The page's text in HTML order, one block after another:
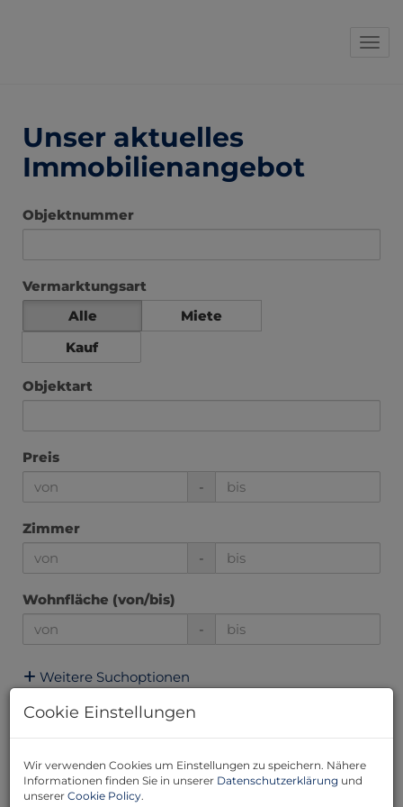
Unser aktuelles
Immobilienangebot
Objektnummer
Vermarktungsart
Alle
Miete
Kauf
Objektart
Preis
-
Zimmer
-
Wohnfläche (von/bis)
-
Weitere Suchoptionen
Filter zurücksetzen
1 2 3 4 5
Cookie Einstellungen
Wir verwenden Cookies um Einstellungen zu speichern. Nähere
Informationen finden Sie in unserer Datenschutzerklärung und
unserer Cookie Policy.